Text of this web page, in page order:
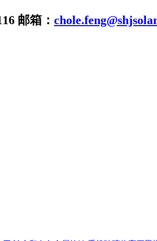
邮箱：